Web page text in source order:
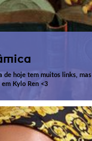
de hoje tem muitos links, mas
Kylo Ren <3